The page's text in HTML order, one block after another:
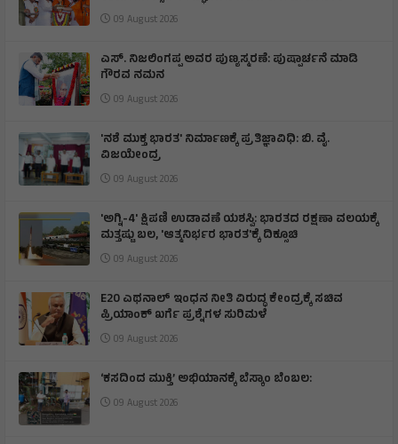
09 August 2026
ಎಸ್. ನಿಜಲಿಂಗಪ್ಪ ಅವರ ಪುಣ್ಯಸ್ಮರಣೆ: ಪುಷ್ಪಾರ್ಚನೆ ಮಾಡಿ
ಗೌರವ ನಮನ​
09 August 2026
'ನಶೆ ಮುಕ್ತ ಭಾರತ' ನಿರ್ಮಾಣಕ್ಕೆ ಪ್ರತಿಜ್ಞಾವಿಧಿ: ಬಿ. ವೈ.
ವಿಜಯೇಂದ್ರ
09 August 2026
'ಅಗ್ನಿ-4' ಕ್ಷಿಪಣಿ ಉಡಾವಣೆ ಯಶಸ್ವಿ: ಭಾರತದ ರಕ್ಷಣಾ ವಲಯಕ್ಕೆ
ಮತ್ತಷ್ಟು ಬಲ, 'ಆತ್ಮನಿರ್ಭರ ಭಾರತ'ಕ್ಕೆ ದಿಕ್ಸೂಚಿ
09 August 2026
E20 ಎಥನಾಲ್ ಇಂಧನ ನೀತಿ ವಿರುದ್ಧ ಕೇಂದ್ರಕ್ಕೆ ಸಚಿವ
ಪ್ರಿಯಾಂಕ್ ಖರ್ಗೆ ಪ್ರಶ್ನೆಗಳ ಸುರಿಮಳೆ
09 August 2026
‘ಕಸದಿಂದ ಮುಕ್ತಿ’ ಅಭಿಯಾನಕ್ಕೆ ಬೆಸ್ಕಾಂ ಬೆಂಬಲ:
09 August 2026